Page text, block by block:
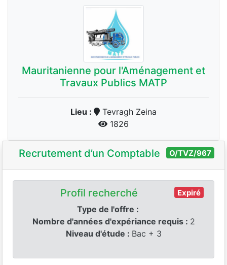
Mauritanienne pour l'Aménagement et
Travaux Publics MATP
Lieu :
Tevragh Zeina
1826
Recrutement d’un Comptable O/TVZ/967
Profil recherché Expiré
Type de l'offre :
Nombre d'années d'expériance requis : 2
Niveau d'étude : Bac + 3